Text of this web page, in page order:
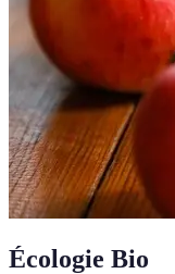
Écologie Bio